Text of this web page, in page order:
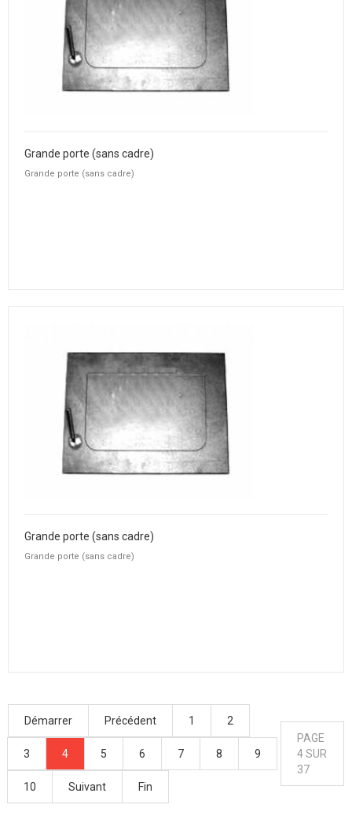
Grande porte (sans cadre)
Grande porte (sans cadre)
Grande porte (sans cadre)
Grande porte (sans cadre)
Démarrer Précédent 1 2
3 4 5 6 7 8 9
10 Suivant Fin
PAGE
4 SUR
37